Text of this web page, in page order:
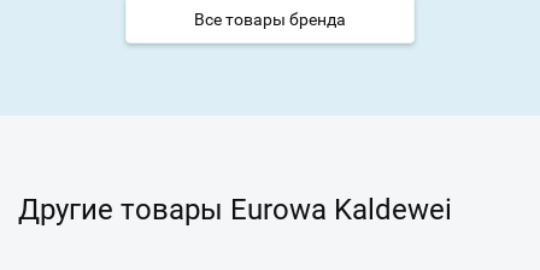
Все товары бренда
Другие товары Eurowa Kaldewei